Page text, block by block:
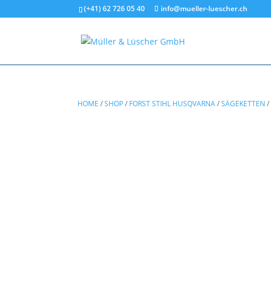
(+41) 62 726 05 40 info@mueller-luescher.ch
HOME /SHOP/ FORST STIHL HUSQVARNA/SÄGEKETTEN /